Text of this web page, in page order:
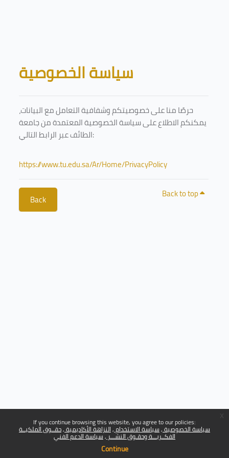
If you continue browsing this website, you agree to our policies:
سياسة الخصوصية سياسة الاستخدام النزاهة الأكاديمية حقــوق الملكيــة
الفكــريـــة وحقـوق النشـــر سياسة الدعم الفني
Continue
Blocks
سياسة الخصوصية
حرصًا منا على خصوصيتكم وشفافية التعامل مع البيانات،
يمكنكم الاطلاع على سياسة الخصوصية المعتمدة من جامعة
الطائف عبر الرابط التالي:
https://www.tu.edu.sa/Ar/Home/PrivacyPolicy
Back Back to top